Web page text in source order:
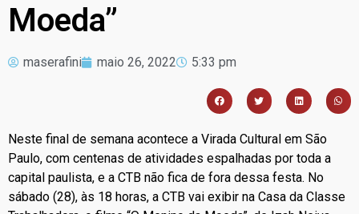
Moeda”
maserafini maio 26, 2022 5:33 pm
Neste final de semana acontece a Virada Cultural em São
Paulo, com centenas de atividades espalhadas por toda a
capital paulista, e a CTB não fica de fora dessa festa. No
sábado (28), às 18 horas, a CTB vai exibir na Casa da Classe